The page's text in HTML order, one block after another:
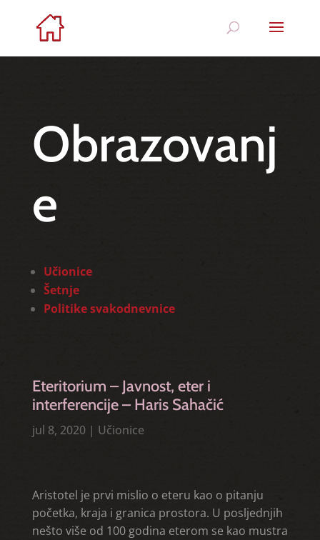
Obrazovanj
e
Učionice
Šetnje
Politike svakodnevnice
Eteritorium – Javnost, eter i
interferencije – Haris Sahačić
jul 8, 2020| Učionice
Aristotel je prvi mislio o eteru kao o pitanju
početka, kraja i granica prostora. U posljednjih
nešto više od 100 godina eterom se kao mustra